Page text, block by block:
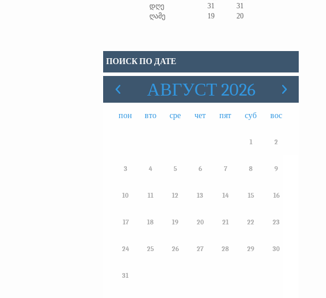
დღე
31
31
ღამე
19 20
ПОИСК ПО ДАТЕ
АВГУСТ 2026
пон вто сре чет пят суб вос
1 2
3 4 5 6 7 8 9
10 11 12 13 14 15 16
17 18 19 20 21 22 23
24 25 26 27 28 29 30
31